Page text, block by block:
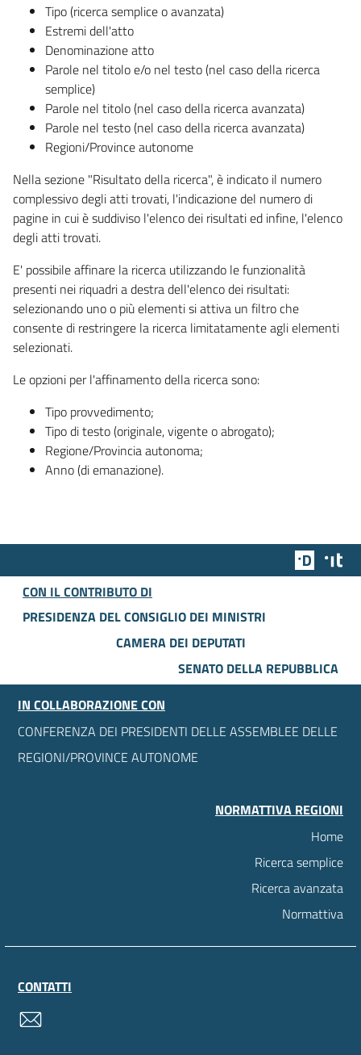
Tipo (ricerca semplice o avanzata)
Estremi dell'atto
Denominazione atto
Parole nel titolo e/o nel testo (nel caso della ricerca
semplice)
Parole nel titolo (nel caso della ricerca avanzata)
Parole nel testo (nel caso della ricerca avanzata)
Regioni/Province autonome
Nella sezione "Risultato della ricerca", è indicato il numero
complessivo degli atti trovati, l'indicazione del numero di
pagine in cui è suddiviso l'elenco dei risultati ed infine, l'elenco
degli atti trovati.
E' possibile affinare la ricerca utilizzando le funzionalità
presenti nei riquadri a destra dell'elenco dei risultati:
selezionando uno o più elementi si attiva un filtro che
consente di restringere la ricerca limitatamente agli elementi
selezionati.
Le opzioni per l'affinamento della ricerca sono:
Tipo provvedimento;
Tipo di testo (originale, vigente o abrogato);
Regione/Provincia autonoma;
Anno (di emanazione).
Team
CON IL CONTRIBUTO DI
PRESIDENZA DEL CONSIGLIO DEI MINISTRI
CAMERA DEI DEPUTATI
SENATO DELLA REPUBBLICA
IN COLLABORAZIONE CON
CONFERENZA DEI PRESIDENTI DELLE ASSEMBLEE DELLE
REGIONI/PROVINCE AUTONOME
NORMATTIVA REGIONI
Home
Ricerca semplice
Ricerca avanzata
Normattiva
CONTATTI